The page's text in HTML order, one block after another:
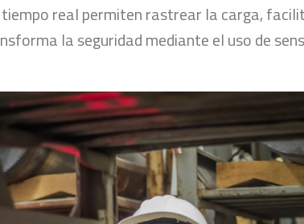
real permiten rastrear la carga,
la seguridad mediante el uso de